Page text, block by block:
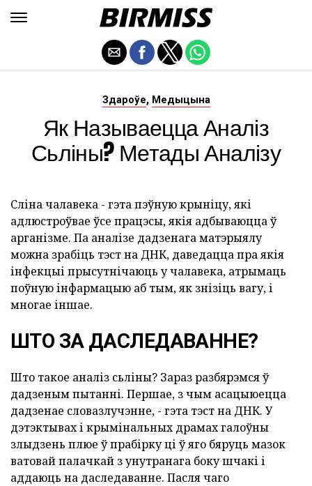
Здароўе, Медыцына
Як Называецца Аналіз
Сьліны? Метады Аналізу
Сліна чалавека - гэта пэўную крыніцу, які
адлюстроўвае ўсе працэсы, якія адбываюцца ў
арганізме. Па аналізе дадзенага матэрыялу
можна зрабіць тэст на ДНК, даведацца пра якія
інфекцыі прысутнічаюць у чалавека, атрымаць
поўную інфармацыю аб тым, як знізіць вагу, і
многае іншае.
ШТО ЗА ДАСЛЕДАВАННЕ?
Што такое аналіз сьліны? Зараз разбярэмся ў
дадзеным пытанні. Першае, з чым асацыюецца
дадзенае словазлучэнне, - гэта тэст на ДНК. У
дэтэктывах і крымінальных драмах галоўны
злыдзень плюе ў прабірку ці ў яго бяруць мазок
ватовай палачкай з унутранага боку шчакі і
аддаюць на даследаванне. Пасля чаго